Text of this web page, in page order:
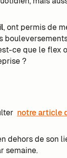
, ont permis de
ce que le flex
?
notre article
dehors de son
semaine.